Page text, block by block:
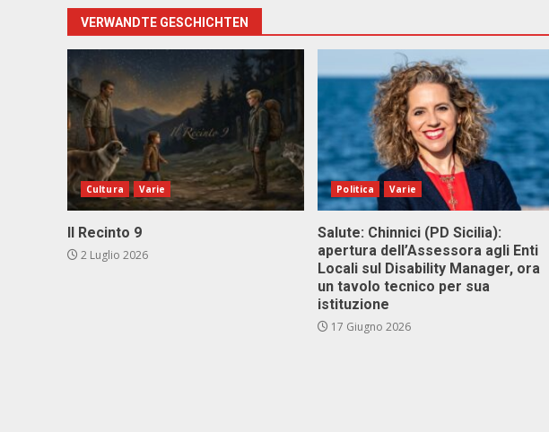
VERWANDTE GESCHICHTEN
Cultura Varie
Il Recinto 9
2 Luglio 2026
Politica Varie
Salute: Chinnici (PD Sicilia):
apertura dell’Assessora agli Enti
Locali sul Disability Manager, ora
un tavolo tecnico per sua
istituzione
17 Giugno 2026